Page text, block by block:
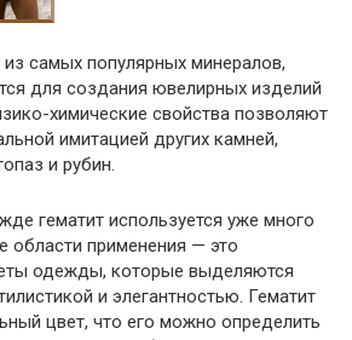
самых популярных минералов,
для создания ювелирных изделий
химические свойства позволяют
имитацией других камней,
и рубин.
гематит используется уже много
области применения — это
одежды, которые выделяются
и элегантностью. Гематит
цвет, что его можно определить